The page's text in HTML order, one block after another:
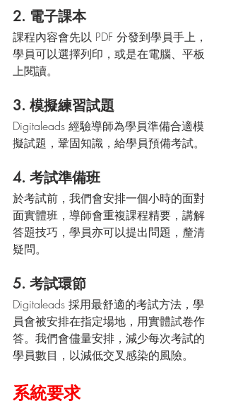
2. 電子課本
課程內容會先以 PDF 分發到學員手上，
學員可以選擇列印，或是在電腦、平板
上閱讀。
3. 模擬練習試題
Digitaleads 經驗導師為學員準備合適模
擬試題，鞏固知識，給學員預備考試。
4. 考試準備班
於考試前，我們會安排一個小時的面對
面實體班，導師會重複課程精要，講解
答題技巧，學員亦可以提出問題，釐清
疑問。
5. 考試環節
Digitaleads 採用最舒適的考試方法，學
員會被安排在指定場地，用實體試卷作
答。我們會儘量安排，減少每次考試的
學員數目，以減低交叉感染的風險。
系統要求